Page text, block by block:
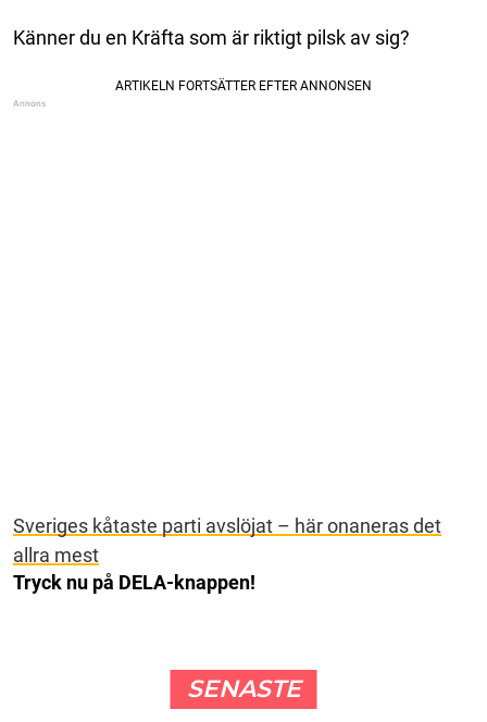
Känner du en Kräfta som är riktigt pilsk av sig?
Sveriges kåtaste parti avslöjat – här onaneras det
allra mest
Tryck nu på DELA-knappen!
SENASTE